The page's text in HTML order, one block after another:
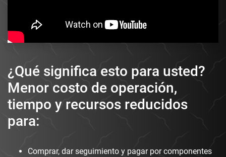
¿Qué significa esto para usted?
Menor costo de operación,
tiempo y recursos reducidos
para:
Comprar, dar seguimiento y pagar por componentes